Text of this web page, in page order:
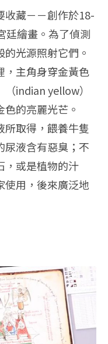
收藏－－創作於18-
廷繪畫。為了偵測
光源照射它們。
，主角身穿金黃色
indian yellow）
的亮麗光芒。
所取得，餵養牛隻
尿液含有惡臭；不
，或是植物的汁
使用，後來廣泛地